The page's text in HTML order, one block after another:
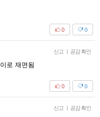
0
0
신고 | 공감 확인
로 재면됨
0
0
신고 | 공감 확인